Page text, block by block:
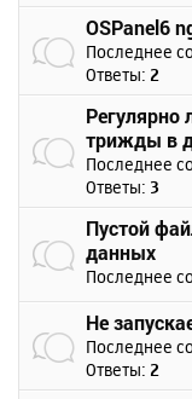
OSPanel6
Последнее
Ответы: 2
Регулярно
трижды в
Последнее
Ответы: 3
Пустой
данных
Последнее
Не
Последнее
Ответы: 2